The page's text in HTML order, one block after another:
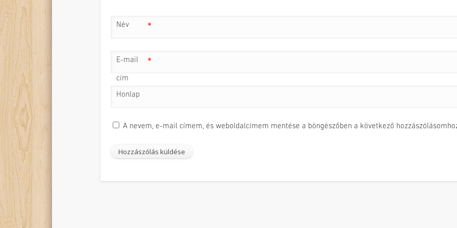
Név *
E-mail
cím
*
Honlap
A nevem, e-mail címem, és weboldalcímem mentése a böngészőben a következő